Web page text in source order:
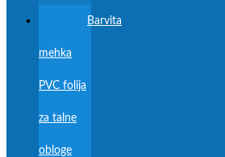
Barvita
mehka
PVC folija
za talne
obloge